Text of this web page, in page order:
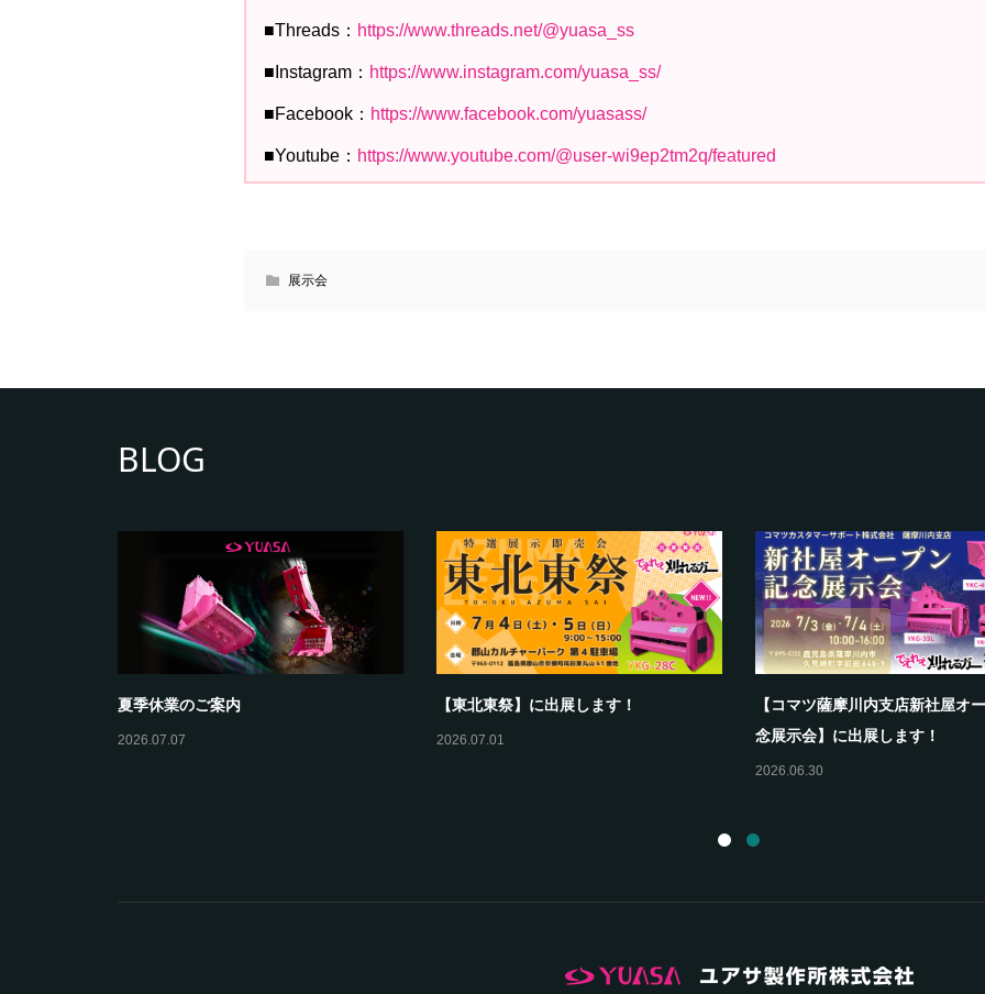
■Threads： https://www.threads.net/@yuasa_ss
■Instagram： https://www.instagram.com/yuasa_ss/
■Facebook： https://www.facebook.com/yuasass/
■Youtube： https://www.youtube.com/@user-wi9ep2tm2q/featured
展示会
BLOG
夏季休業のご案内
2026.07.07
【東北東祭】に出展します！
2026.07.01
【コマツ薩摩川内支店新社屋オ
念展示会】に出展します！
2026.06.30